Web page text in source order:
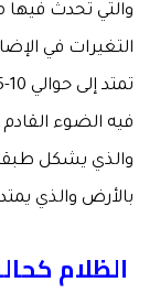
والتي تحدث فيها
التغيرات في
فيه الضوء
والذي يشكل
بالأرض والذي يمتد
الظلام